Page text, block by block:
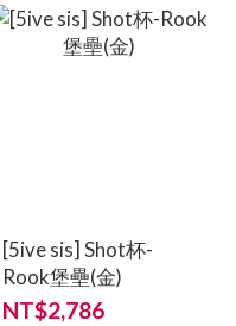
[5ive sis] Shot杯-
Rook堡壘(金)
NT$2,786